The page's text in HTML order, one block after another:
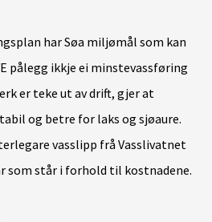
har Søa miljømål som kan
pålegg ikkje ei minstevassføring
er teke ut av drift, gjer at
og betre for laks og sjøaure.
vasslipp frå Vasslivatnet
som står i forhold til kostnadene.